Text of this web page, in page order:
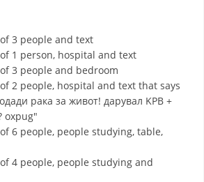
И ДЕЈСТВО ПРИ КАТАСТРОФИ
ТИМОВИ НА ООЦК ОХРИД
И ДЕЈСТВУВАЊЕ ПРИ КАТАСТРОФИ
ОДНОСИ СО ЈАВНОСТ